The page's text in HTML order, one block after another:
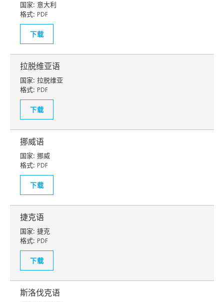
国家: 意大利
格式: PDF
下载
拉脱维亚语
国家: 拉脱维亚
格式: PDF
下载
挪威语
国家: 挪威
格式: PDF
下载
捷克语
国家: 捷克
格式: PDF
下载
斯洛伐克语